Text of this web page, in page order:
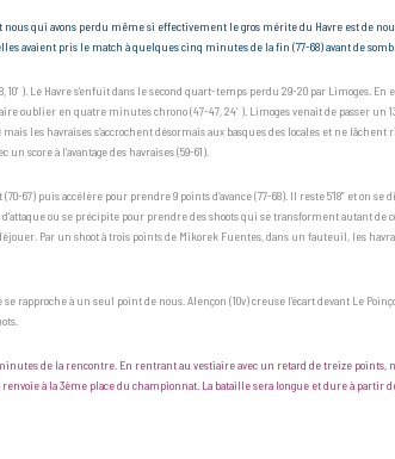
qui avons perdu même si effectivement le gros mérite du Havre est de
avaient pris le match à quelques cinq minutes de la fin (77-68) avant de
Le Havre s’enfuit dans le second quart-temps perdu 29-20 par Limoges.
oublier en quatre minutes chrono (47-47, 24′). Limoges venait de passer un
les havraises s’accrochent désormais aux basques des locales et ne lâchent
score à l’avantage des havraises (59-61).
67) puis accélère pour prendre 9 points d’avance (77-68). Il reste 5’18” et on
ou se précipite pour prendre des shoots qui se transforment autant de
Par un shoot à trois points de Mikorek Fuentes, dans un fauteuil, les
rapproche à un seul point de nous. Alençon (10v) creuse l’écart devant Le
de la rencontre. En rentrant au vestiaire avec un retard de treize points,
à la 3ème place du championnat. La bataille sera longue et dure à